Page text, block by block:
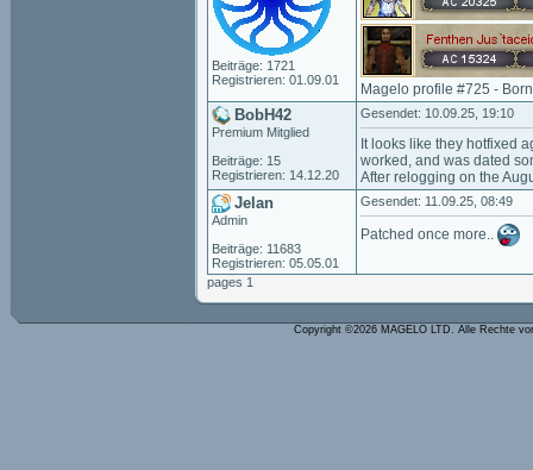
Beiträge: 1721
Registrieren: 01.09.01
Magelo profile #725 -
BobH42
Premium Mitglied
Beiträge: 15
Registrieren: 14.12.20
Gesendet: 10.09.25, 19:10
It looks like they hotfixed
worked, and was dated
After relogging on the
Jelan
Admin
Beiträge: 11683
Registrieren: 05.05.01
Gesendet: 11.09.25, 08:49
Patched once more..
pages 1
Copyright ©2026 MAGELO LTD. Alle Rechte